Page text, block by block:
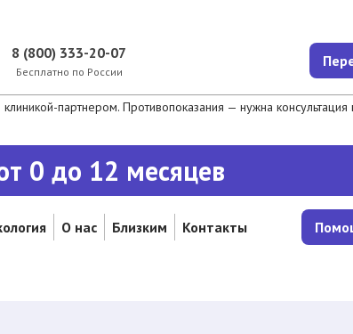
8 (800) 333-20-07
Бесплатно по России
партнером. Противопоказания — нужна консультация
0 до 12 месяцев
О нас Близким Контакты